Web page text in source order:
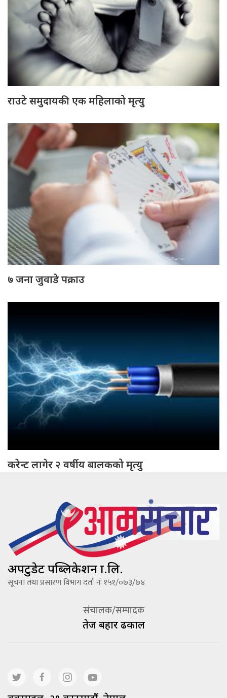
राउटे समुदायकी एक महिलाको मृत्यु
७ जना जुवाडे पक्राउ
करेन्ट लागेर २ वर्षीय बालकको मृत्यु
अपटुडेट पब्लिकेशन प्रा.लि.
सूचना तथा प्रसारण विभाग दर्ता नंः १५१/०७३/७४
संचालक/सम्पादक
तेज बहादूर ढकाल